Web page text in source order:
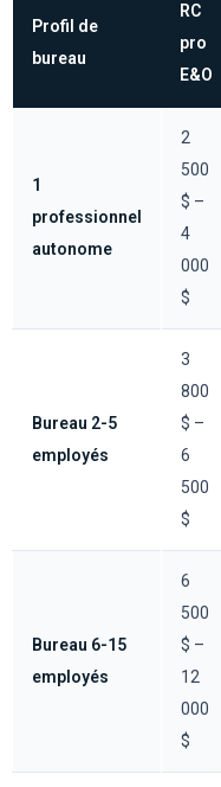
Profil de
bureau
RC
pro
E&O
1
professionnel
autonome
2
500
$ –
4
000
$
Bureau 2-5
employés
3
800
$ –
6
500
$
Bureau 6-15
employés
6
500
$ –
12
000
$